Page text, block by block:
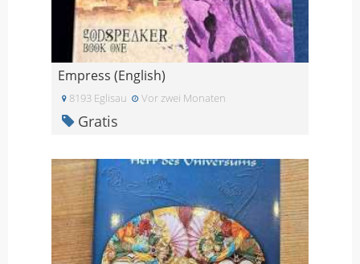
Empress (English)
8193 Eglisau Vor zwei Monaten
Gratis